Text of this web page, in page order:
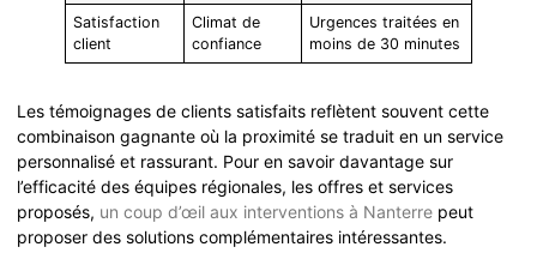
Satisfaction
client
Climat de
confiance
Urgences traitées en
moins de 30 minutes
Les témoignages de clients satisfaits reflètent souvent cette
combinaison gagnante où la proximité se traduit en un service
personnalisé et rassurant. Pour en savoir davantage sur
l’efficacité des équipes régionales, les offres et services
proposés, un coup d’œil aux interventions à Nanterre peut
proposer des solutions complémentaires intéressantes.